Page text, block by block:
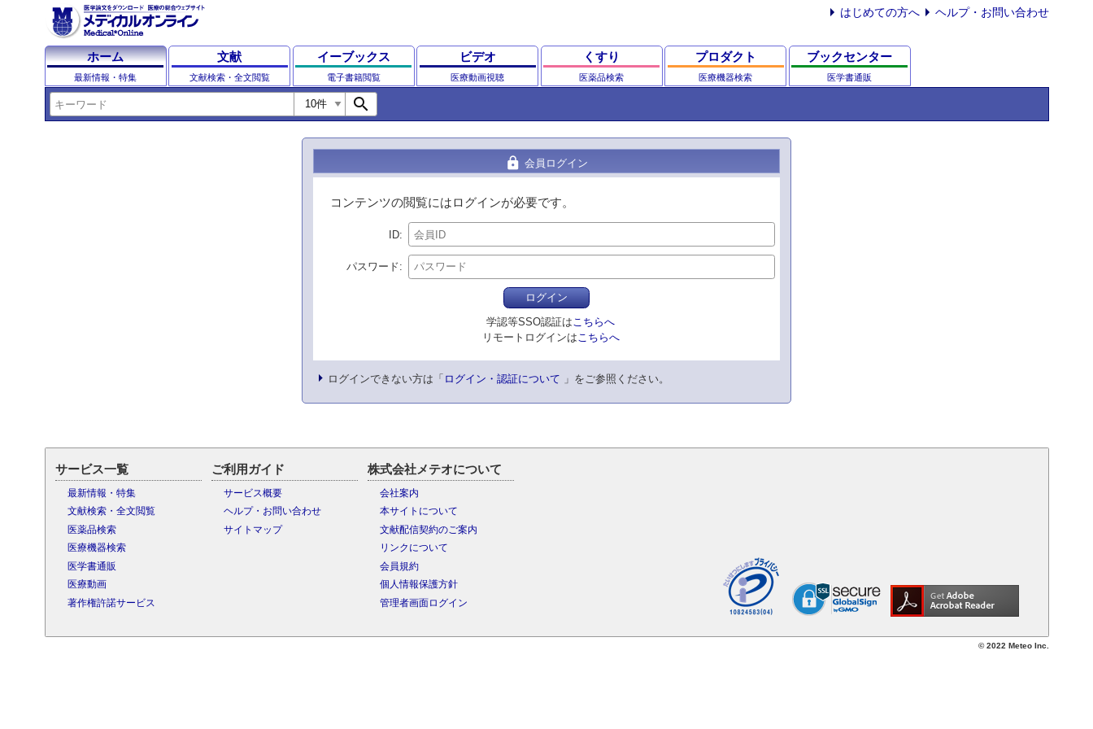
はじめての方へ ヘルプ・お問い合わせ
ホーム
最新情報・特集
文献
文献検索・全文閲覧
イーブックス
電子書籍閲覧
ビデオ
医療動画視聴
くすり
医薬品検索
プロダクト
医療機器検索
ブックセンター
医学書通販
search
lock 会員ログイン
コンテンツの閲覧にはログインが必要です。
ID
パスワード
ログイン
学認等SSO認証は こちらへ
リモートログインは こちらへ
ログインできない方は「 ログイン・認証について 」をご参照ください。
サービス一覧
最新情報・特集
文献検索・全文閲覧
医薬品検索
医療機器検索
医学書通販
医療動画
著作権許諾サービス
ご利用ガイド
サービス概要
ヘルプ・お問い合わせ
サイトマップ
株式会社メテオについて
会社案内
本サイトについて
文献配信契約のご案内
リンクについて
会員規約
個人情報保護方針
管理者画面ログイン
© 2022 Meteo Inc.